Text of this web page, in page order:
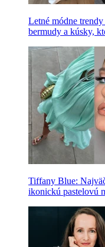
Letné módne
bermudy a kúsky,
Tiffany Blue:
ikonickú pastelovú